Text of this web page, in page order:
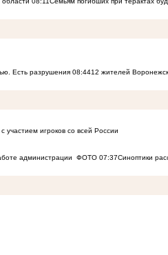
Есть разрушения 08:4412 жителей
участием игроков со всей России
администрации ФОТО 07:37Синоптики